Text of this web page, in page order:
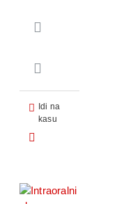
Idi na
kasu